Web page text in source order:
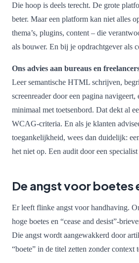
Die hoop is deels terecht. De grote
beter. Maar een platform kan niet alles
thema’s, plugins, content – die
als bouwer. En bij je opdrachtgever als
Ons advies aan bureaus en
Leer semantische HTML schrijven,
screenreader door een pagina
minimaal met toetsenbord. Dat dekt al
WCAG-criteria. En als je klanten
toegankelijkheid, wees dan duidelijk:
het niet op. Een audit door een
De angst voor boetes
Er leeft flinke angst voor handhaving.
hoge boetes en “cease and desist”-
Die angst wordt aangewakkerd door
“boete” in de titel zetten zonder context